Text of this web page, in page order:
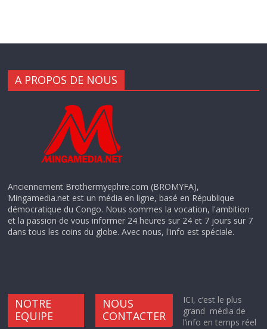
A PROPOS DE NOUS
Anciennement Brothermyephre.com (BROMYFA),
Mingamedia.net est un média en ligne, basé en République
démocratique du Congo. Nous sommes la vocation, l'ambition
et la passion de vous informer 24 heures sur 24 et 7 jours sur 7
dans tous les coins du globe. Avec nous, l'info est spéciale.
NOTRE
EQUIPE
NOUS
CONTACTER
ICI, c’est le plus
grand média de
l’info en temps réel